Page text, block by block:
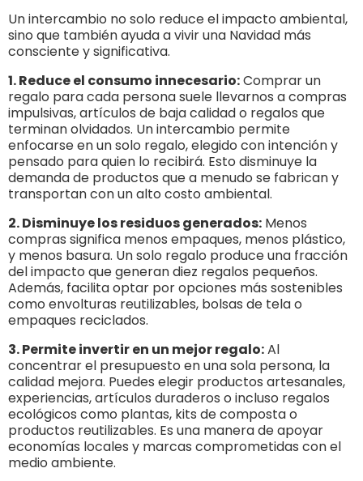
Un intercambio no solo reduce el impacto ambiental,
sino que también ayuda a vivir una Navidad más
consciente y significativa.
1. Reduce el consumo innecesario:Comprar un
regalo para cada persona suele llevarnos a compras
impulsivas, artículos de baja calidad o regalos que
terminan olvidados. Un intercambio permite
enfocarse en un solo regalo, elegido con intención y
pensado para quien lo recibirá. Esto disminuye la
demanda de productos que a menudo se fabrican y
transportan con un alto costo ambiental.
2. Disminuye los residuos generados: Menos
compras significa menos empaques, menos plástico,
y menos basura. Un solo regalo produce una fracción
del impacto que generan diez regalos pequeños.
Además, facilita optar por opciones más sostenibles
como envolturas reutilizables, bolsas de tela o
empaques reciclados.
3. Permite invertir en un mejor regalo:Al
concentrar el presupuesto en una sola persona, la
calidad mejora. Puedes elegir productos artesanales,
experiencias, artículos duraderos o incluso regalos
ecológicos como plantas, kits de composta o
productos reutilizables. Es una manera de apoyar
economías locales y marcas comprometidas con el
medio ambiente.